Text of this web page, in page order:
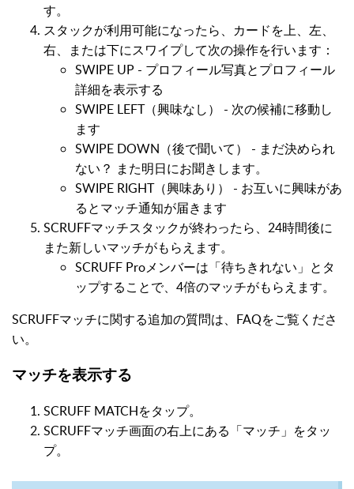
す。
スタックが利用可能になったら、カードを上、左、
右、または下にスワイプして次の操作を行います：
SWIPE UP - プロフィール写真とプロフィール
詳細を表示する
SWIPE LEFT（興味なし） - 次の候補に移動し
ます
SWIPE DOWN（後で聞いて） - まだ決められ
ない？ また明日にお聞きします。
SWIPE RIGHT（興味あり） - お互いに興味があ
るとマッチ通知が届きます
SCRUFFマッチスタックが終わったら、24時間後に
また新しいマッチがもらえます。
SCRUFF Proメンバーは「待ちきれない」とタ
ップすることで、4倍のマッチがもらえます。
SCRUFFマッチに関する追加の質問は、FAQをご覧くださ
い。
マッチを表示する
SCRUFF MATCHをタップ。
SCRUFFマッチ画面の右上にある「マッチ」をタッ
プ。